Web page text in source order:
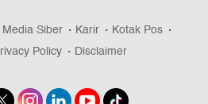
Siber Karir
Kotak Pos
Policy Disclaimer